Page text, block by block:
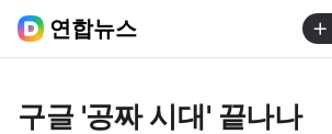
연합뉴스
구글 '공짜 시대' 끝나나